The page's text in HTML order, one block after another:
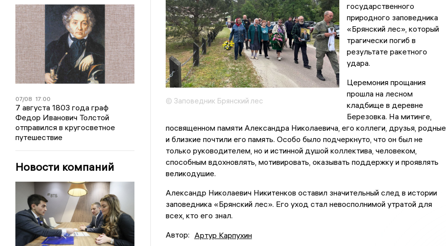
07/08 17:00
7 августа 1803 года граф
Федор Иванович Толстой
отправился в кругосветное
путешествие
Новости компаний
© Заповедник Брянский лес
государственного
природного заповедника
«Брянский лес», который
трагически погиб в
результате ракетного
удара.
Церемония прощания
прошла на лесном
кладбище в деревне
Березовка. На митинге,
посвященном памяти Александра Николаевича, его коллеги, друзья, родные
и близкие почтили его память. Особо было подчеркнуто, что он был не
только руководителем, но и истинной душой коллектива, человеком,
способным вдохновлять, мотивировать, оказывать поддержку и проявлять
великодушие.
Александр Николаевич Никитенков оставил значительный след в истории
заповедника «Брянский лес». Его уход стал невосполнимой утратой для
всех, кто его знал.
Автор: Артур Карпухин